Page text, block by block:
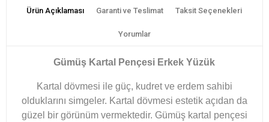
Ürün Açıklaması Garanti ve Teslimat Taksit Seçenekleri
Yorumlar
​Gümüş Kartal Pençesi Erkek Yüzük
Kartal dövmesi ile güç, kudret ve erdem sahibi
olduklarını simgeler. Kartal dövmesi estetik açıdan da
güzel bir görünüm vermektedir. Gümüş kartal pençesi